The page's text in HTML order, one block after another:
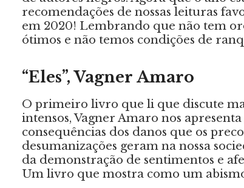
recomendações de nossas leituras
em 2020! Lembrando que não tem
ótimos e não temos condições de
“Eles”, Vagner Amaro
O primeiro livro que li que discute
intensos, Vagner Amaro nos
consequências dos danos que os
desumanizações geram na nossa
da demonstração de sentimentos e
Um livro que mostra como um